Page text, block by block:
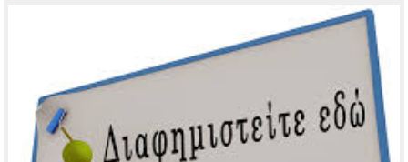
Αφιέρωμα στα 90 χρόνια από τη γέννηση του Νίκου
Νέο Κληρονομικό Δίκαιο
Οι δήμοι αποκτούν τη δυνατότητα χορήγησης επιδόματος
γέννησης